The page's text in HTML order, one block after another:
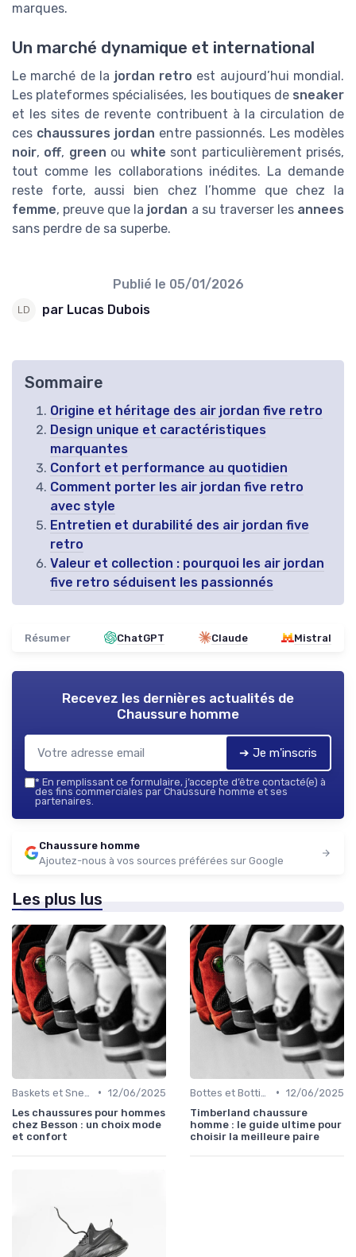
marques.
Un marché dynamique et international
Le marché de la jordan retro est aujourd’hui mondial.
Les plateformes spécialisées, les boutiques de sneaker
et les sites de revente contribuent à la circulation de
ces chaussures jordan entre passionnés. Les modèles
noir, off, green ou white sont particulièrement prisés,
tout comme les collaborations inédites. La demande
reste forte, aussi bien chez l’homme que chez la
femme, preuve que la jordan a su traverser les annees
sans perdre de sa superbe.
Publié le 05/01/2026
par Lucas Dubois
Sommaire
Origine et héritage des air jordan five retro
Design unique et caractéristiques
marquantes
Confort et performance au quotidien
Comment porter les air jordan five retro
avec style
Entretien et durabilité des air jordan five
retro
Valeur et collection : pourquoi les air jordan
five retro séduisent les passionnés
Résumer ChatGPT Claude Mistral
Recevez les dernières actualités de
Chaussure homme
➔ Je m'inscris
* En remplissant ce formulaire, j’accepte d’être contacté(e) à
des fins commerciales par Chaussure homme et ses
partenaires.
Chaussure homme
Ajoutez-nous à vos sources préférées sur Google
Les plus lus
• 12/06/2025
Les chaussures pour hommes
chez Besson : un choix mode
et confort
• 12/06/2025
Timberland chaussure
homme : le guide ultime pour
choisir la meilleure paire